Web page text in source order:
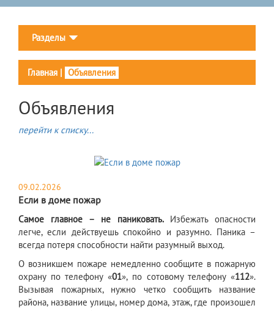
Разделы
Главная | Объявления
Объявления
перейти к списку...
09.02.2026
Если в доме пожар
Самое главное – не паниковать. Избежать опасности
легче, если действуешь спокойно и разумно. Паника –
всегда потеря способности найти разумный выход.
О возникшем пожаре немедленно сообщите в пожарную
охрану по телефону «01», по сотовому телефону «112».
Вызывая пожарных, нужно четко сообщить название
района, название улицы, номер дома, этаж, где произошел